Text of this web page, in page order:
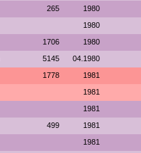
265 1980
1980
1706 1980
5145 04.1980
1778 1981
1981
1981
499 1981
1981